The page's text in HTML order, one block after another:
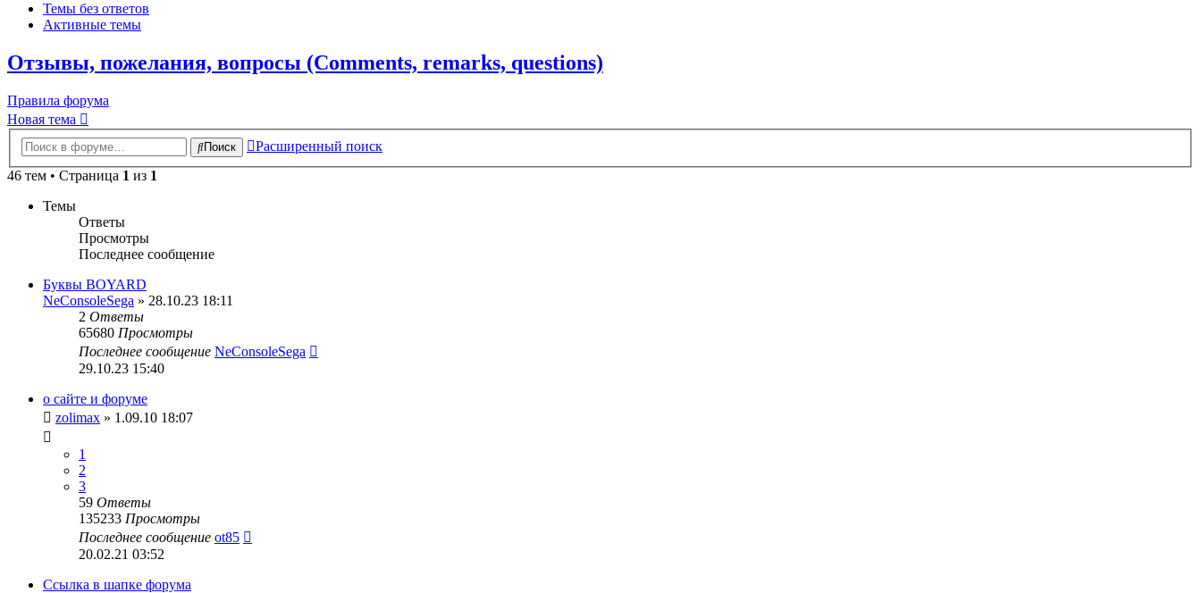
Темы без ответов
Активные темы
Отзывы, пожелания, вопросы (Comments, remarks, questions)
Правила форума
Новая тема
Поиск
Расширенный поиск
46 тем • Страница 1 из 1
Темы
Ответы
Просмотры
Последнее сообщение
Буквы BOYARD
NeConsoleSega » 28.10.23 18:11
2 Ответы
65680 Просмотры
Последнее сообщение NeConsoleSega
29.10.23 15:40
о сайте и форуме
zolimax » 1.09.10 18:07
1
2
3
59 Ответы
135233 Просмотры
Последнее сообщение ot85
20.02.21 03:52
Ссылка в шапке форума